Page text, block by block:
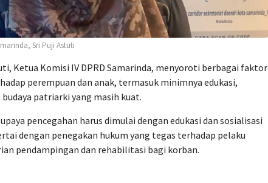
Sri Puji Astuti
Ketua Komisi IV DPRD Samarinda, menyoroti berbagai faktor
perempuan dan anak, termasuk minimnya edukasi,
patriarki yang masih kuat.
pencegahan harus dimulai dengan edukasi dan sosialisasi
dengan penegakan hukum yang tegas terhadap pelaku
pendampingan dan rehabilitasi bagi korban.